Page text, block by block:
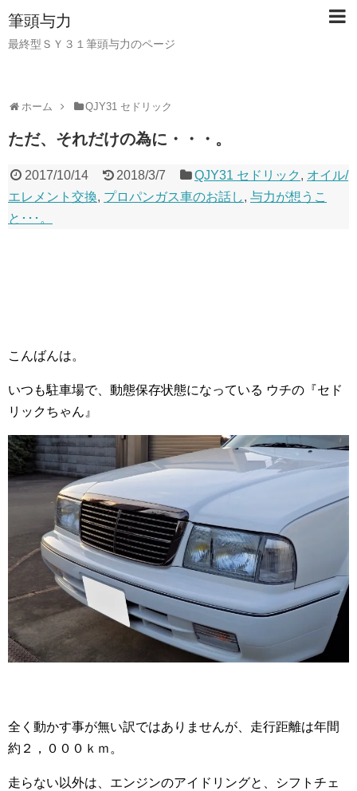
筆頭与力
最終型ＳＹ３１筆頭与力のページ
ホーム QJY31 セドリック
ただ、それだけの為に・・・。
2017/10/14 2018/3/7 QJY31 セドリック , オイル/
エレメント交換, プロパンガス車のお話し, 与力が想うこ
と･･･。
こんばんは。
いつも駐車場で、動態保存状態になっている ウチの『セド
リックちゃん』
全く動かす事が無い訳ではありませんが、走行距離は年間
約２，０００ｋｍ。
走らない以外は、エンジンのアイドリングと、シフトチェ